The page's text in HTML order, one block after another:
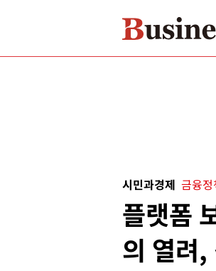
시민과경제 금융정
플랫폼
의 열려